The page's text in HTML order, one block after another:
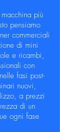
più
pensiamo
commerciali
di mini
e ricambi,
con
fasi post-
nuovi,
a prezzi
di un
ogni fase